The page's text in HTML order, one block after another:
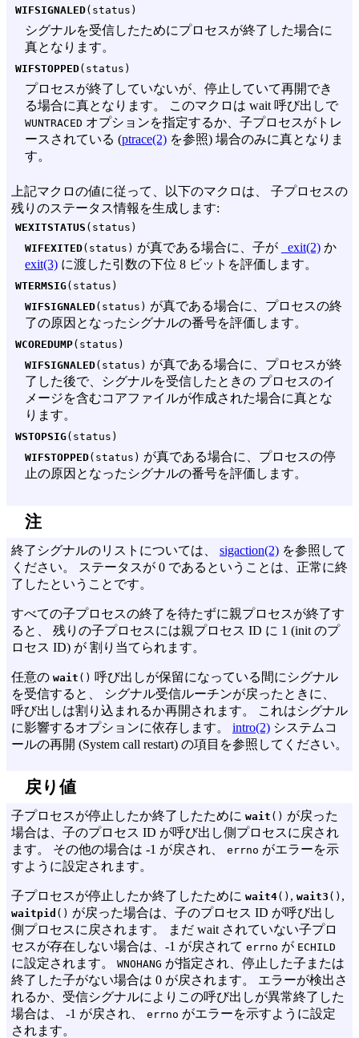
WIFSIGNALED(status)
シグナルを受信したためにプロセスが終了した場合に
真となります。
WIFSTOPPED(status)
プロセスが終了していないが、停止していて再開でき
る場合に真となります。 このマクロは wait 呼び出しで
WUNTRACED オプションを指定するか、子プロセスがトレ
ースされている (ptrace(2) を参照) 場合のみに真となりま
す。
上記マクロの値に従って、以下のマクロは、 子プロセスの
残りのステータス情報を生成します:
WEXITSTATUS (status)
WIFEXITED(status) が真である場合に、子が _exit(2) か
exit(3) に渡した引数の下位 8 ビットを評価します。
WTERMSIG(status)
WIFSIGNALED(status) が真である場合に、プロセスの終
了の原因となったシグナルの番号を評価します。
WCOREDUMP(status)
WIFSIGNALED(status) が真である場合に、プロセスが終
了した後で、シグナルを受信したときの プロセスのイ
メージを含むコアファイルが作成された場合に真とな
ります。
WSTOPSIG(status)
WIFSTOPPED(status) が真である場合に、プロセスの停
止の原因となったシグナルの番号を評価します。
注
終了シグナルのリストについては、 sigaction(2) を参照して
ください。 ステータスが 0 であるということは、正常に終
了したということです。
すべての子プロセスの終了を待たずに親プロセスが終了す
ると、 残りの子プロセスには親プロセス ID に 1 (init のプ
ロセス ID) が 割り当てられます。
任意の wait () 呼び出しが保留になっている間にシグナル
を受信すると、 シグナル受信ルーチンが戻ったときに、
呼び出しは割り込まれるか再開されます。 これはシグナル
に影響するオプションに依存します。 intro(2) システムコ
ールの再開 (System call restart) の項目を参照してください。
戻り値
子プロセスが停止したか終了したために wait () が戻った
場合は、子のプロセス ID が呼び出し側プロセスに戻され
ます。 その他の場合は -1 が戻され、 errno がエラーを示
すように設定されます。
子プロセスが停止したか終了したために wait4() , wait3 () ,
waitpid () が戻った場合は、子のプロセス ID が呼び出し
側プロセスに戻されます。 まだ wait されていない子プロ
セスが存在しない場合は、-1 が戻されて errno が ECHILD
に設定されます。 WNOHANG が指定され、停止した子または
終了した子がない場合は 0 が戻されます。 エラーが検出さ
れるか、受信シグナルによりこの呼び出しが異常終了した
場合は、 -1 が戻され、 errno がエラーを示すように設定
されます。